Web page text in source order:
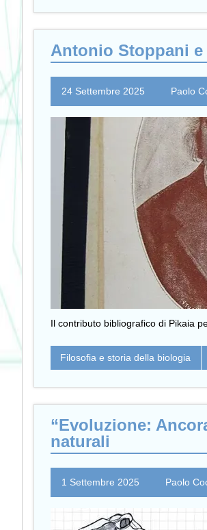
Antonio Stoppani e
24 Settembre 2025 Paolo
Il contributo bibliografico di Pikaia
Filosofia e storia della biologia
“Evoluzione:
naturali
1 Settembre 2025 Paolo